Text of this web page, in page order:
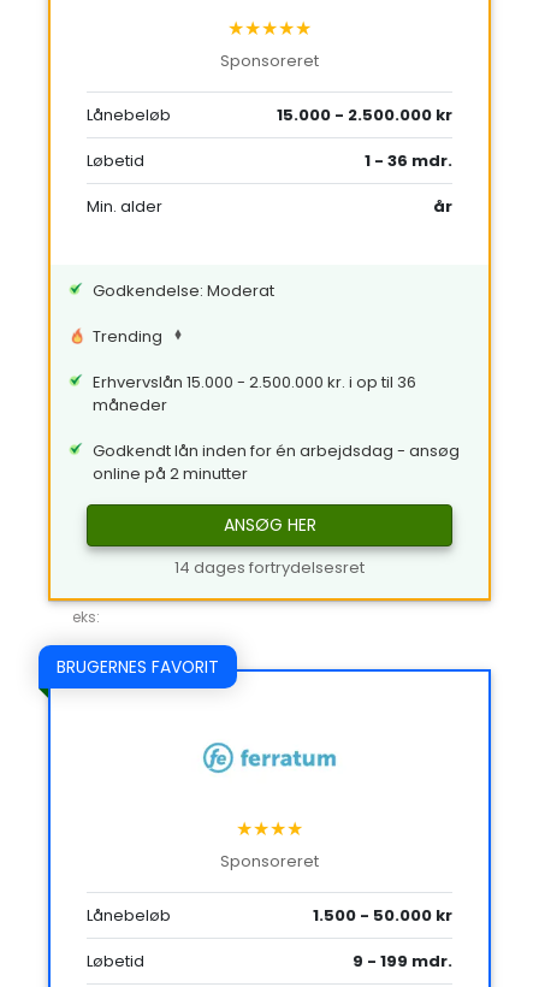
★★★★★
Sponsoreret
Lånebeløb
15.000 - 2.500.000 kr
Løbetid
1 - 36 mdr.
Min. alder
år
Godkendelse: Moderat
Trending
Erhvervslån 15.000 - 2.500.000 kr. i op til 36
måneder
Godkendt lån inden for én arbejdsdag - ansøg
online på 2 minutter
ANSØG HER
14 dages fortrydelsesret
eks:
BRUGERNES FAVORIT
★★★★
Sponsoreret
Lånebeløb
1.500 - 50.000 kr
Løbetid
9 - 199 mdr.